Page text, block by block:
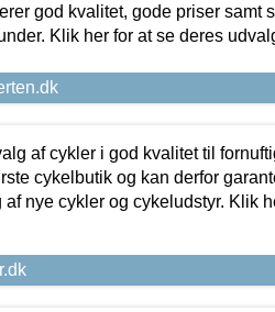
god kvalitet, gode priser samt
Klik her for at se deres
af cykler i god kvalitet til
cykelbutik og kan derfor
nye cykler og cykeludstyr. Klik